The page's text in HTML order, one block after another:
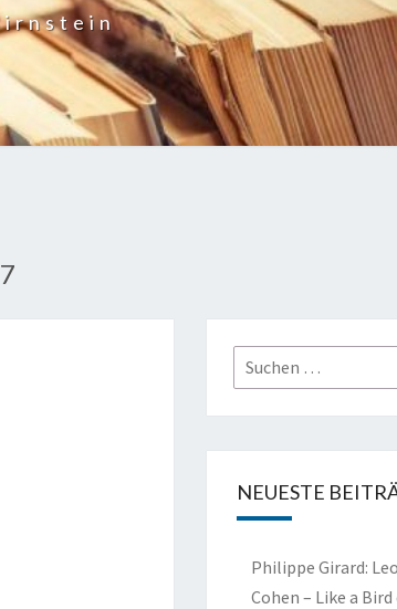
Suchen
nach:
NEUESTE
Philippe Girard:
Cohen – Like a Bird